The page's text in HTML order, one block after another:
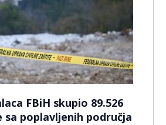
FBiH skupio 89.526
sa poplavljenih područja